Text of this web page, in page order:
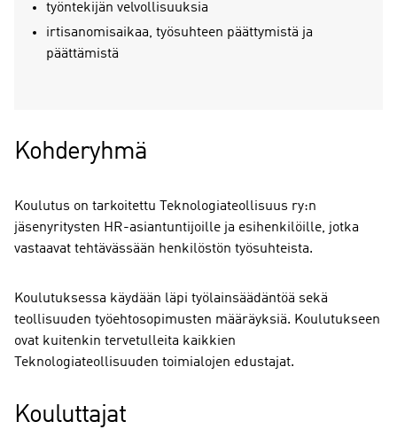
työntekijän velvollisuuksia
irtisanomisaikaa, työsuhteen päättymistä ja
päättämistä
Kohderyhmä
Koulutus on tarkoitettu Teknologiateollisuus ry:n
jäsenyritysten HR-asiantuntijoille ja esihenkilöille, jotka
vastaavat tehtävässään henkilöstön työsuhteista.
Koulutuksessa käydään läpi työlainsäädäntöä sekä
teollisuuden työehtosopimusten määräyksiä. Koulutukseen
ovat kuitenkin tervetulleita kaikkien
Teknologiateollisuuden toimialojen edustajat.
Kouluttajat